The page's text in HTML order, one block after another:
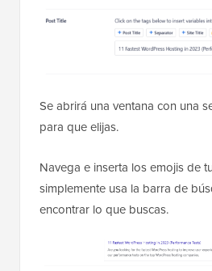
Se abrirá una ventana con una
para que elijas.
Navega e inserta los emojis de
simplemente usa la barra de
encontrar lo que buscas.